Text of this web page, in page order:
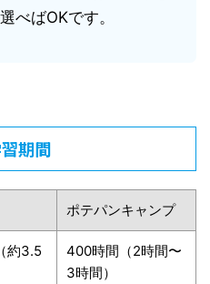
べばOKです。
期間
ポテパンキャンプ
約3.5
400時間（2時間〜
3時間）